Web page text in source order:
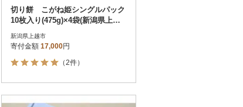
切り餅 こがね姫シングルパック
10枚入り(475g)×4袋(新潟県上越
新潟県上越市
寄付金額 17,000円
（2件）